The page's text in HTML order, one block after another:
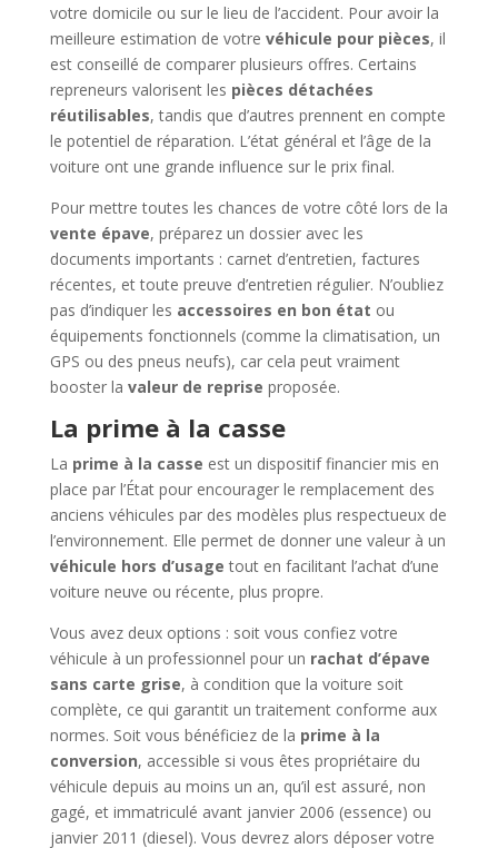
votre domicile ou sur le lieu de l’accident. Pour avoir la
meilleure estimation de votre véhicule pour pièces, il
est conseillé de comparer plusieurs offres. Certains
repreneurs valorisent les pièces détachées
réutilisables, tandis que d’autres prennent en compte
le potentiel de réparation. L’état général et l’âge de la
voiture ont une grande influence sur le prix final.
Pour mettre toutes les chances de votre côté lors de la
vente épave, préparez un dossier avec les
documents importants : carnet d’entretien, factures
récentes, et toute preuve d’entretien régulier. N’oubliez
pas d’indiquer les accessoires en bon état ou
équipements fonctionnels (comme la climatisation, un
GPS ou des pneus neufs), car cela peut vraiment
booster la valeur de reprise proposée.
La prime à la casse
La prime à la casse est un dispositif financier mis en
place par l’État pour encourager le remplacement des
anciens véhicules par des modèles plus respectueux de
l’environnement. Elle permet de donner une valeur à un
véhicule hors d’usage tout en facilitant l’achat d’une
voiture neuve ou récente, plus propre.
Vous avez deux options : soit vous confiez votre
véhicule à un professionnel pour un rachat d’épave
sans carte grise, à condition que la voiture soit
complète, ce qui garantit un traitement conforme aux
normes. Soit vous bénéficiez de la prime à la
conversion, accessible si vous êtes propriétaire du
véhicule depuis au moins un an, qu’il est assuré, non
gagé, et immatriculé avant janvier 2006 (essence) ou
janvier 2011 (diesel). Vous devrez alors déposer votre